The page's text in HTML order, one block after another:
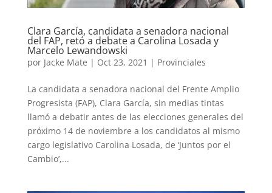
Clara García, candidata a senadora nacional
del FAP, retó a debate a Carolina Losada y
Marcelo Lewandowski
por Jacke Mate | Oct 23, 2021 | Provinciales
La candidata a senadora nacional del Frente Amplio
Progresista (FAP), Clara García, sin medias tintas
llamó a debatir antes de las elecciones generales del
próximo 14 de noviembre a los candidatos al mismo
cargo legislativo Carolina Losada, de ‘Juntos por el
Cambio’,...